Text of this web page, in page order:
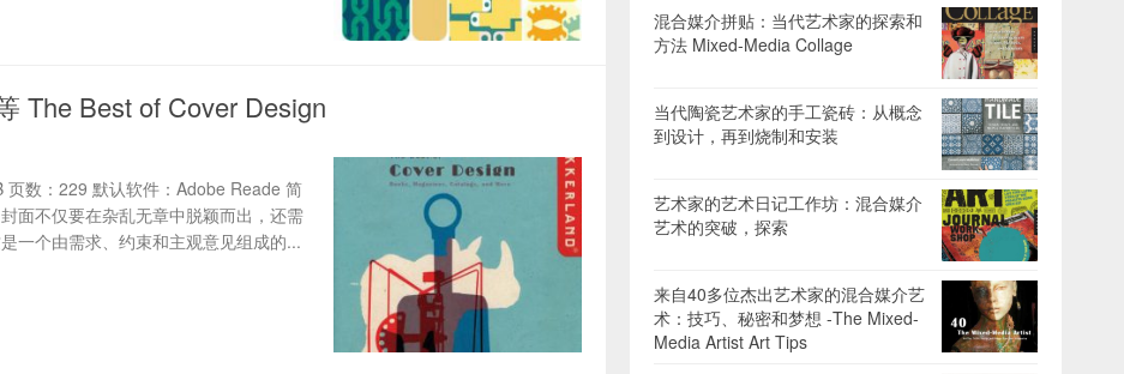
The Best of Cover Design
数：229 默认软件：Adobe Reade 简
面不仅要在杂乱无章中脱颖而出，还需
一个由需求、约束和主观意见组成的...
混合媒介拼贴：当代艺术家的探索和
方法 Mixed-Media Collage
当代陶瓷艺术家的手工瓷砖：从概念
到设计，再到烧制和安装
艺术家的艺术日记工作坊：混合媒介
艺术的突破，探索
来自40多位杰出艺术家的混合媒介艺
术：技巧、秘密和梦想 -The Mixed-
Media Artist Art Tips